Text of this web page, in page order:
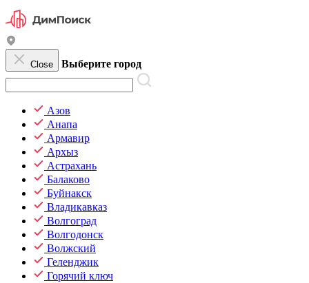
Close Выберите город
Азов
Анапа
Армавир
Архыз
Астрахань
Балаково
Буйнакск
Владикавказ
Волгоград
Волгодонск
Волжский
Геленджик
Горячий ключ